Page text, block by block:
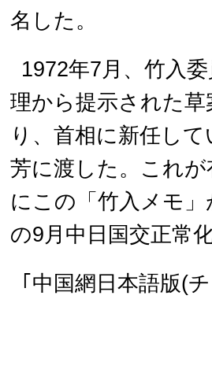
名した。
1972年7月、竹入
理から提示された
り、首相に新任し
芳に渡した。これ
にこの「竹入メモ
の9月中日国交正常
｢中国網日本語版(